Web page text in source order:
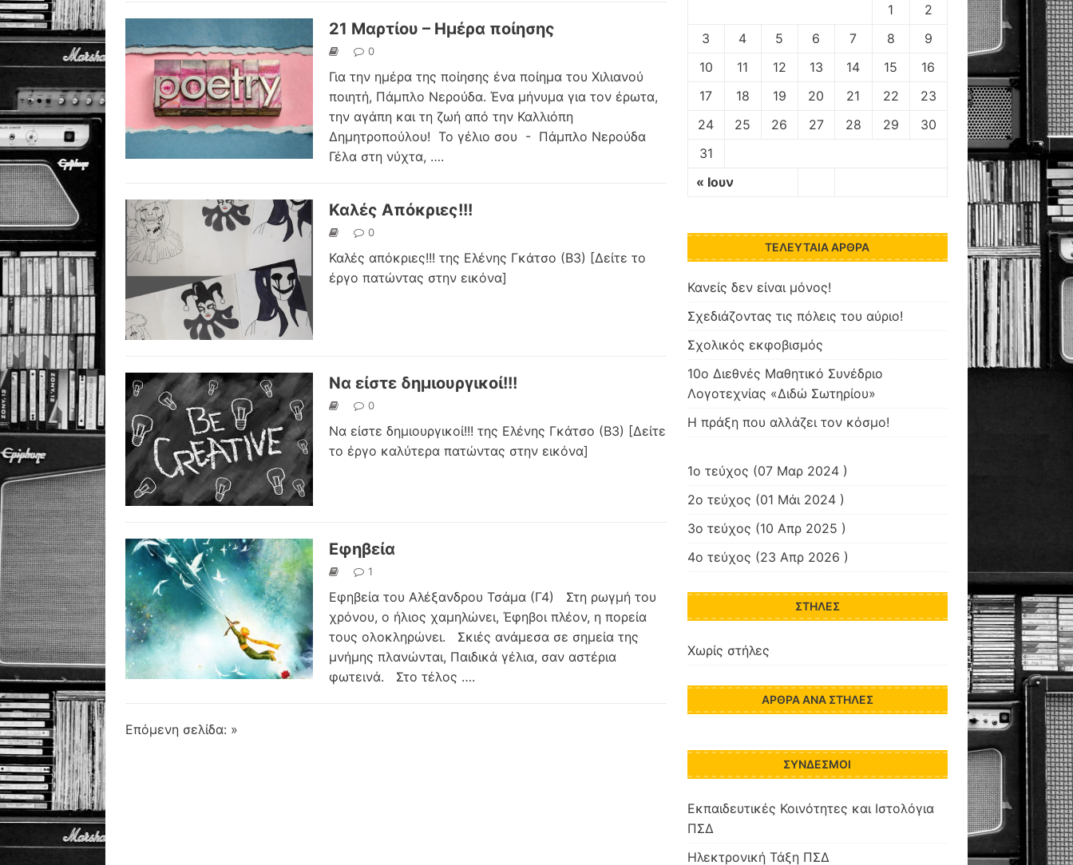
21 Μαρτίου – Ημέρα ποίησης
0
Για την ημέρα της ποίησης ένα ποίημα του Χιλιανού
ποιητή, Πάμπλο Νερούδα. Ένα μήνυμα για τον έρωτα,
την αγάπη και τη ζωή από την Καλλιόπη
Δημητροπούλου! Το γέλιο σου - Πάμπλο Νερούδα
Γέλα στη νύχτα, ….
Καλές Απόκριες!!!
0
Καλές απόκριες!!! της Ελένης Γκάτσο (Β3) [Δείτε το
έργο πατώντας στην εικόνα]
Να είστε δημιουργικοί!!!
0
Να είστε δημιουργικοί!!! της Ελένης Γκάτσο (Β3) [Δείτε
το έργο καλύτερα πατώντας στην εικόνα]
Εφηβεία
1
Εφηβεία του Αλέξανδρου Τσάμα (Γ4) Στη ρωγμή του
χρόνου, ο ήλιος χαμηλώνει, Έφηβοι πλέον, η πορεία
τους ολοκληρώνει. Σκιές ανάμεσα σε σημεία της
μνήμης πλανώνται, Παιδικά γέλια, σαν αστέρια
φωτεινά. Στο τέλος ….
Επόμενη σελίδα: »
« Ιουν
1
2
3
4 5 6 7 8
9
10
11 12 13 14 15
16
17
18 19 20 21 22
23
24
25 26 27 28 29
30
31
ΤΕΛΕΥΤΑΊΑ ΆΡΘΡΑ
Κανείς δεν είναι μόνος!
Σχεδιάζοντας τις πόλεις του αύριο!
Σχολικός εκφοβισμός
10ο Διεθνές Μαθητικό Συνέδριο
Λογοτεχνίας «Διδώ Σωτηρίου»
Η πράξη που αλλάζει τον κόσμο!
1ο τεύχος (07 Μαρ 2024 )
2ο τεύχος (01 Μάι 2024 )
3ο τεύχος (10 Απρ 2025 )
4ο τεύχος (23 Απρ 2026 )
ΣΤΉΛΕΣ
Χωρίς στήλες
ΆΡΘΡΑ ΑΝΆ ΣΤΉΛΕΣ
ΣΎΝΔΕΣΜΟΙ
Εκπαιδευτικές Κοινότητες και Ιστολόγια
ΠΣΔ
Ηλεκτρονική Τάξη ΠΣΔ